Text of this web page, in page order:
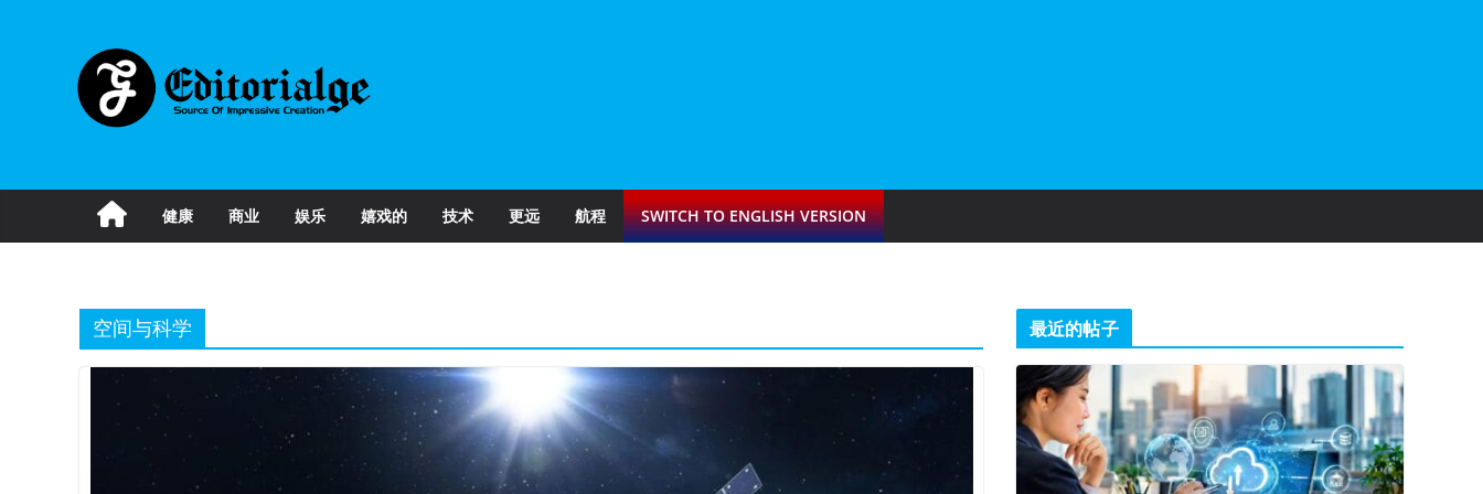
健康 商业 娱乐 嬉戏的 技术 更远 航程 SWITCH TO ENGLISH VERSION
空间与科学 最近的帖子